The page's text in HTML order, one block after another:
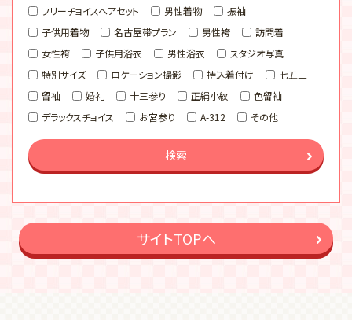
フリーチョイスヘアセット
男性着物
振袖
子供用着物
名古屋帯プラン 男性袴
訪問着
女性袴
子供用浴衣 男性浴衣
スタジオ写真
特別サイズ
ロケーション撮影 持込着付け
七五三
留袖
婚礼 十三参り 正絹小紋
色留袖
デラックスチョイス
お宮参り A-312 その他
検索
サイトTOPへ